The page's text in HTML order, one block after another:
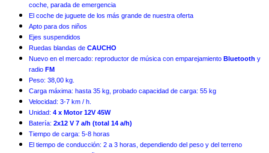
coche, parada de emergencia
El coche de juguete de los más grande de nuestra oferta
Apto para dos niños
Ejes suspendidos
Ruedas blandas de CAUCHO
Nuevo en el mercado: reproductor de música con emparejamiento Bluetooth y
radio FM
Peso: 38,00 kg.
Carga máxima: hasta 35 kg, probado capacidad de carga: 55 kg
Velocidad: 3-7 km / h.
Unidad: 4 x Motor 12V 45W
Batería: 2x12 V 7 a/h (total 14 a/h)
Tiempo de carga: 5-8 horas
El tiempo de conducción: 2 a 3 horas, dependiendo del peso y del terreno